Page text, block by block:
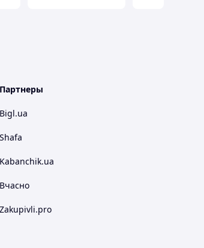
Партнеры
Bigl.ua
Shafa
Kabanchik.ua
Вчасно
Zakupivli.pro